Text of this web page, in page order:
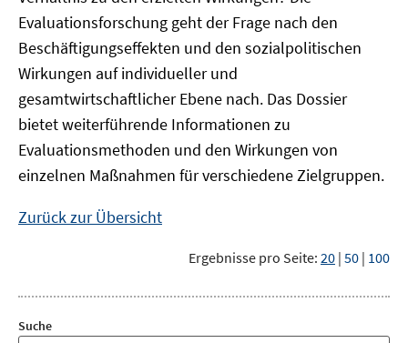
Evaluationsforschung geht der Frage nach den
Beschäftigungseffekten und den sozialpolitischen
Wirkungen auf individueller und
gesamtwirtschaftlicher Ebene nach. Das Dossier
bietet weiterführende Informationen zu
Evaluationsmethoden und den Wirkungen von
einzelnen Maßnahmen für verschiedene Zielgruppen.
Zurück zur Übersicht
Ergebnisse pro Seite: 20 | 50 | 100
Suche